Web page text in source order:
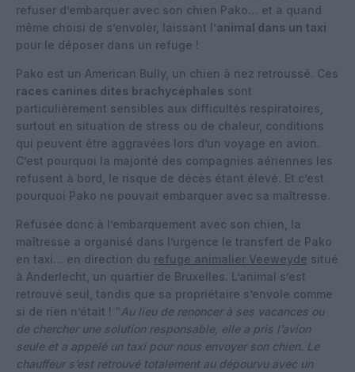
refuser d’embarquer avec son chien Pako… et a quand
même choisi de s’envoler, laissant l’animal dans un taxi
pour le déposer dans un refuge !
Pako est un American Bully, un chien à nez retroussé. Ces
races canines dites brachycéphales sont
particulièrement sensibles aux difficultés respiratoires,
surtout en situation de stress ou de chaleur, conditions
qui peuvent être aggravées lors d’un voyage en avion.
C’est pourquoi la majorité des compagnies aériennes les
refusent à bord, le risque de décès étant élevé. Et c’est
pourquoi Pako ne pouvait embarquer avec sa maîtresse.
Refusée donc à l’embarquement avec son chien, la
maîtresse a organisé dans l’urgence le transfert de Pako
en taxi… en direction du refuge animalier Veeweyde situé
à Anderlecht, un quartier de Bruxelles. L’animal s’est
retrouvé seul, tandis que sa propriétaire s’envole comme
si de rien n’était ! “Au lieu de renoncer à ses vacances ou
de chercher une solution responsable, elle a pris l’avion
seule et a appelé un taxi pour nous envoyer son chien. Le
chauffeur s’est retrouvé totalement au dépourvu avec un